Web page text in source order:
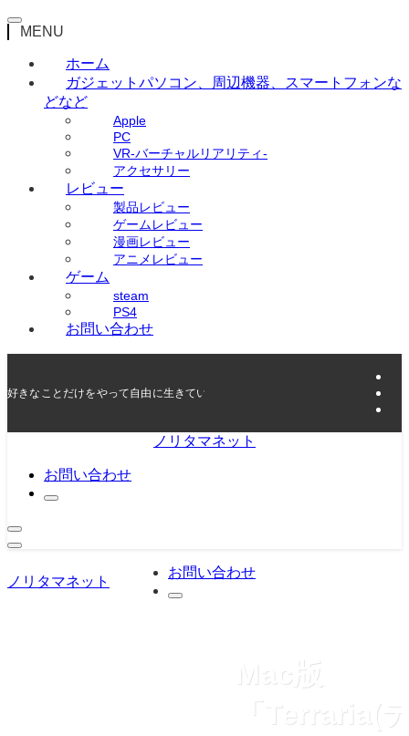
MENU
ホーム
ガジェット パソコン、周辺機器、スマートフォンな
どなど
Apple
PC
VR-バーチャルリアリティ-
アクセサリー
レビュー
製品レビュー
ゲームレビュー
漫画レビュー
アニメレビュー
ゲーム
steam
PS4
お問い合わせ
好きなことだけをやって自由に生きていく
ノリタマネット
お問い合わせ
ノリタマネット
お問い合わせ
Mac版
「Terraria(